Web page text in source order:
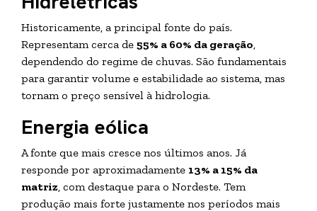
Historicamente, a principal fonte do país.
Representam cerca de 55% a 60% da geração,
dependendo do regime de chuvas. São fundamentais
para garantir volume e estabilidade ao sistema, mas
tornam o preço sensível à hidrologia.
Energia eólica
A fonte que mais cresce nos últimos anos. Já
responde por aproximadamente 13% a 15% da
matriz, com destaque para o Nordeste. Tem
produção mais forte justamente nos períodos mais